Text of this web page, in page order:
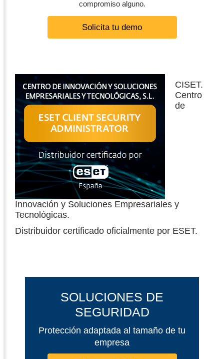
compromiso alguno.
Solicita tu demo
CISET.
Centro
de
Innovación y Soluciones Empresariales y
Tecnológicas.
Distribuidor certificado oficialmente por ESET.
SOLUCIONES DE
SEGURIDAD
Protección adaptada al tamaño de tu
empresa